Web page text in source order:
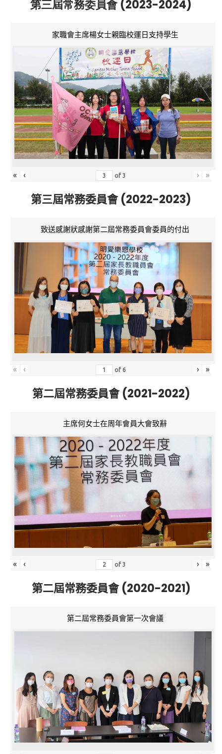
第三屆常務委員會 (2023-2024)
家職會主席楊女士親臨校運日支持學生
« ‹ of3 › »
第三屆常務委員會 (2022-2023)
致送感謝狀感謝第二屆常務委員會委員的付出
« ‹ of 6 › »
第二屆常務委員會 (2021-2022)
主席何女士在周年會員大會致辭
« ‹ of3 › »
第二屆常務委員會 (2020-2021)
第二屆常務委員會第一次會議